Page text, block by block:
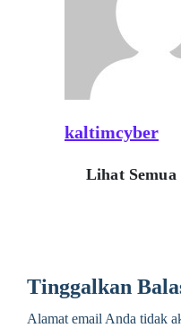
kaltimcyber
Lihat Semua
Tinggalkan
Alamat email Anda tidak